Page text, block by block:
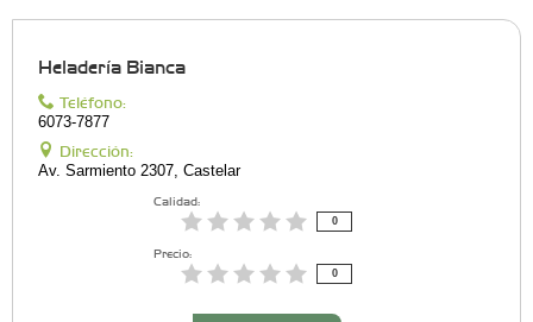
Heladerí­a Bianca
Teléfono:
6073-7877
Dirección:
Av. Sarmiento 2307, Castelar
Calidad:
0
Precio:
0